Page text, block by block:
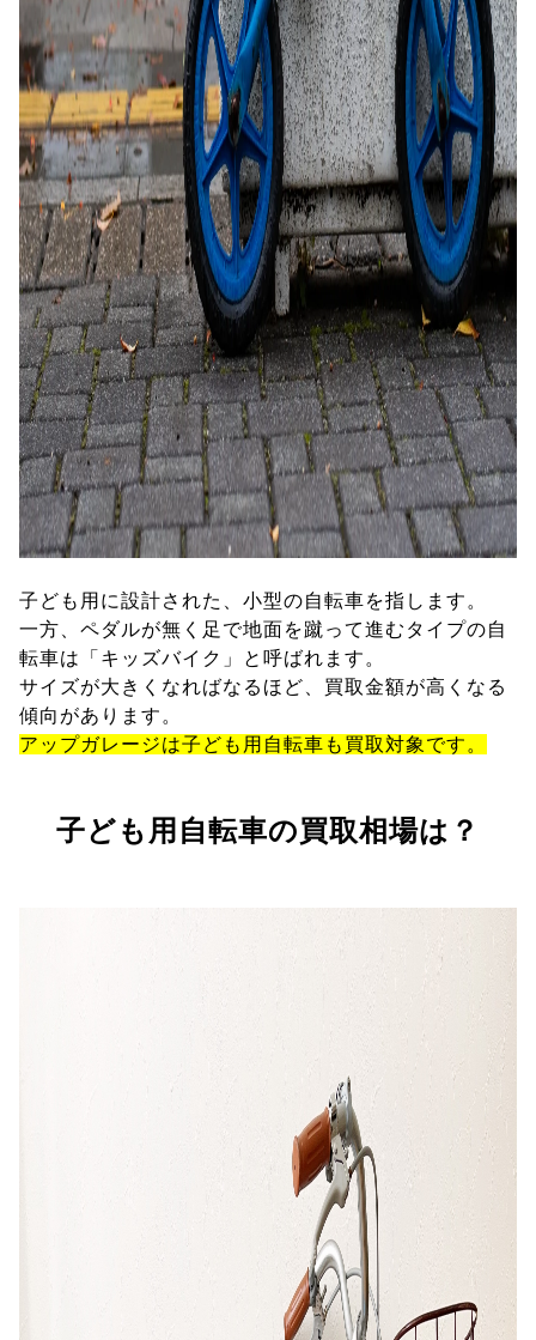
子ども用に設計された、小型の自転車を指します。
一方、ペダルが無く足で地面を蹴って進むタイプの自
転車は「キッズバイク」と呼ばれます。
サイズが大きくなればなるほど、買取金額が高くなる
傾向があります。
アップガレージは子ども用自転車も買取対象です。
子ども用自転車の買取相場は？